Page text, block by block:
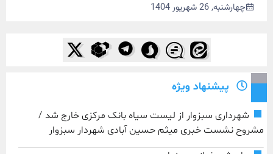
چهارشنبه, 26 شهریور 1404
پیشنهاد ویژه
شهرداری سبزوار از لیست سیاه بانک مرکزی خارج شد /
مشروح نشست خبری میثم حسین آبادی شهردار سبزوار